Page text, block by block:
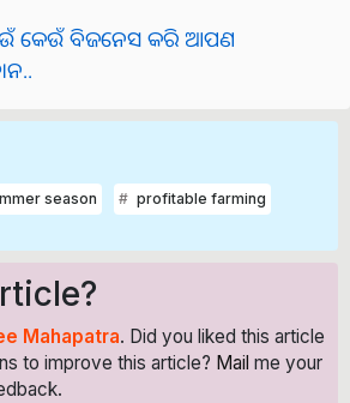
କେଉଁ ବିଜନେସ କରି ଆପଣ
season profitable farming
Mahapatra. Did you liked this article
to improve this article? Mail me your